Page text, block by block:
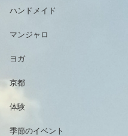
ハンドメイド
マンジャロ
ヨガ
京都
体験
季節のイベント